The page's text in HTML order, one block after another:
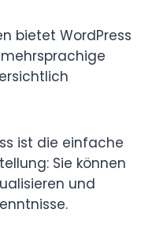
bietet WordPress
ist die einfache
Sie können
und